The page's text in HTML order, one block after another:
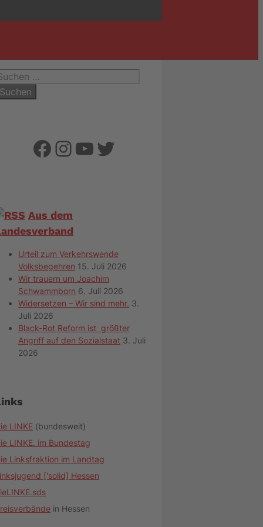
Facebook
Instagram
YouTube
Twitter
Aus dem
Urteil zum Verkehrswende
Volksbegehren 15. Juli 2026
Wir trauern um Joachim
Schwammborn 6. Juli 2026
Widersetzen – Wir sind mehr. 3.
Juli 2026
Black-Rot Reform ist größter
Angriff auf den Sozialstaat 3. Juli
2026
LINKE (bundesweit)
LINKE. im Bundestag
Linksfraktion im Landtag
['solid] Hessen
in Hessen